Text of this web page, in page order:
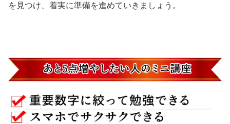
を見つけ、着実に準備を進めていきましょう。